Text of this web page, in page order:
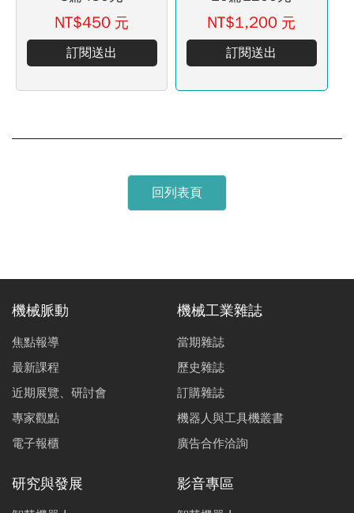
NT$450 元
訂閱送出
NT$1,200 元
訂閱送出
回列表頁
機械脈動
焦點報導
最新課程
近期展覽、研討會
專家觀點
電子報櫃
機械工業雜誌
當期雜誌
歷史雜誌
訂購雜誌
機器人與工具機叢書
廣告合作洽詢
研究與發展 影音專區